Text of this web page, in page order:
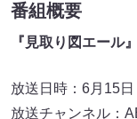
番組概要
『見取り図エール』
放送日時：6月15
放送チャンネル：